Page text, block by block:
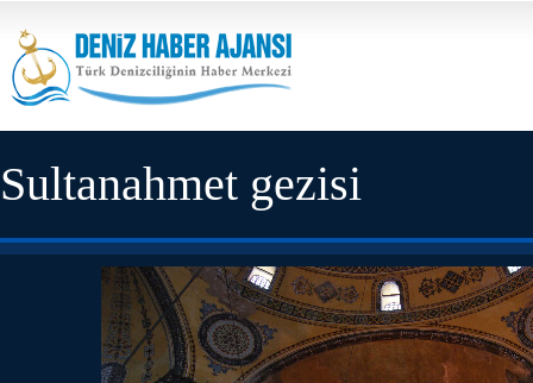
Sultanahmet gezisi